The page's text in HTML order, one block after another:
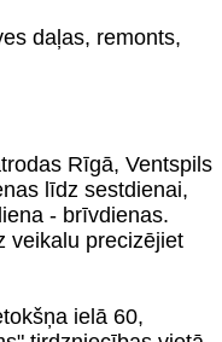
daļas, remonts,
Rīgā, Ventspils
līdz sestdienai,
- brīvdienas.
veikalu precizējiet
ielā 60,